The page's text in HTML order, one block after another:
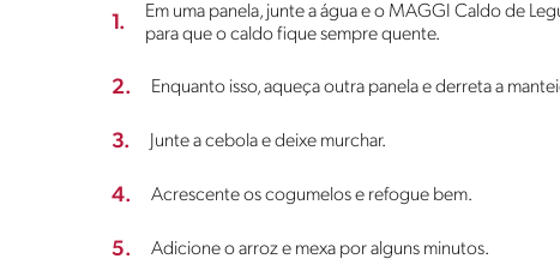
1.
Em uma panela, junte a água e o MAGGI Caldo de
para que o caldo fique sempre quente.
2. Enquanto isso, aqueça outra panela e derreta a
3. Junte a cebola e deixe murchar.
4. Acrescente os cogumelos e refogue bem.
5. Adicione o arroz e mexa por alguns minutos.